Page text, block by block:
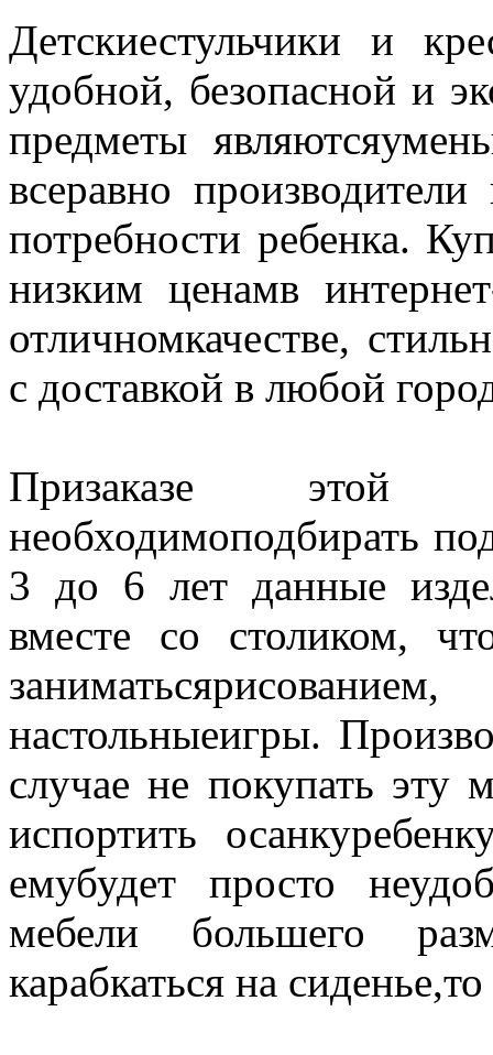
Детскиестульчики и
удобной, безопасной и
предметы
всеравно
потребности ребенка.
низким ценамв
отличномкачестве,
с доставкой в любой
Призаказе этой
необходимоподбирать
3 до 6 лет данные
вместе со столиком,
настольныеигры.
случае не покупать эту
испортить
емубудет просто
мебели большего
карабкаться на